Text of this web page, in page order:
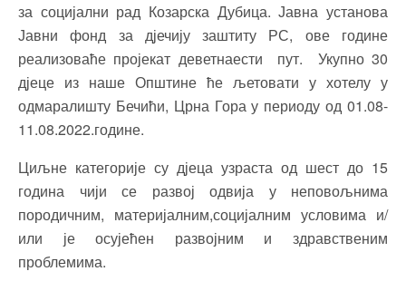
за социјални рад Козарска Дубица. Јавна установа
Јавни фонд за дјечију заштиту РС, ове године
реализоваће пројекат деветнаести пут. Укупно 30
дјеце из наше Општине ће љетовати у хотелу у
одмаралишту Бечићи, Црна Гора у периоду од 01.08-
11.08.2022.године.
Циљне категорије су дјеца узраста од шест до 15
година чији се развој одвија у неповољнима
породичним, материјалним,социјалним условима и/
или је осујећен развојним и здравственим
проблемима.